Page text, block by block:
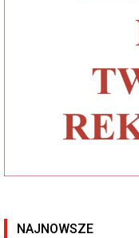
NAJNOWSZE